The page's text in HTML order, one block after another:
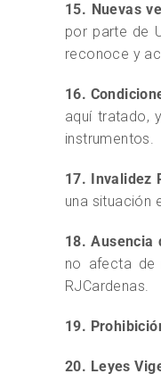
15. Nuevas
por parte de
reconoce y
16.
aquí tratado,
instrumentos.
17. Invalidez
una situación
18. Ausencia
no afecta de
RJCardenas.
19.
20. Leyes